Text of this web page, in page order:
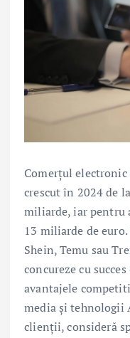
Comerţul
crescut în 2024 de
miliarde, iar pentru
13 miliarde de
Shein, Temu sau
concureze cu
avantajele
media și tehnologii
clienții, consideră